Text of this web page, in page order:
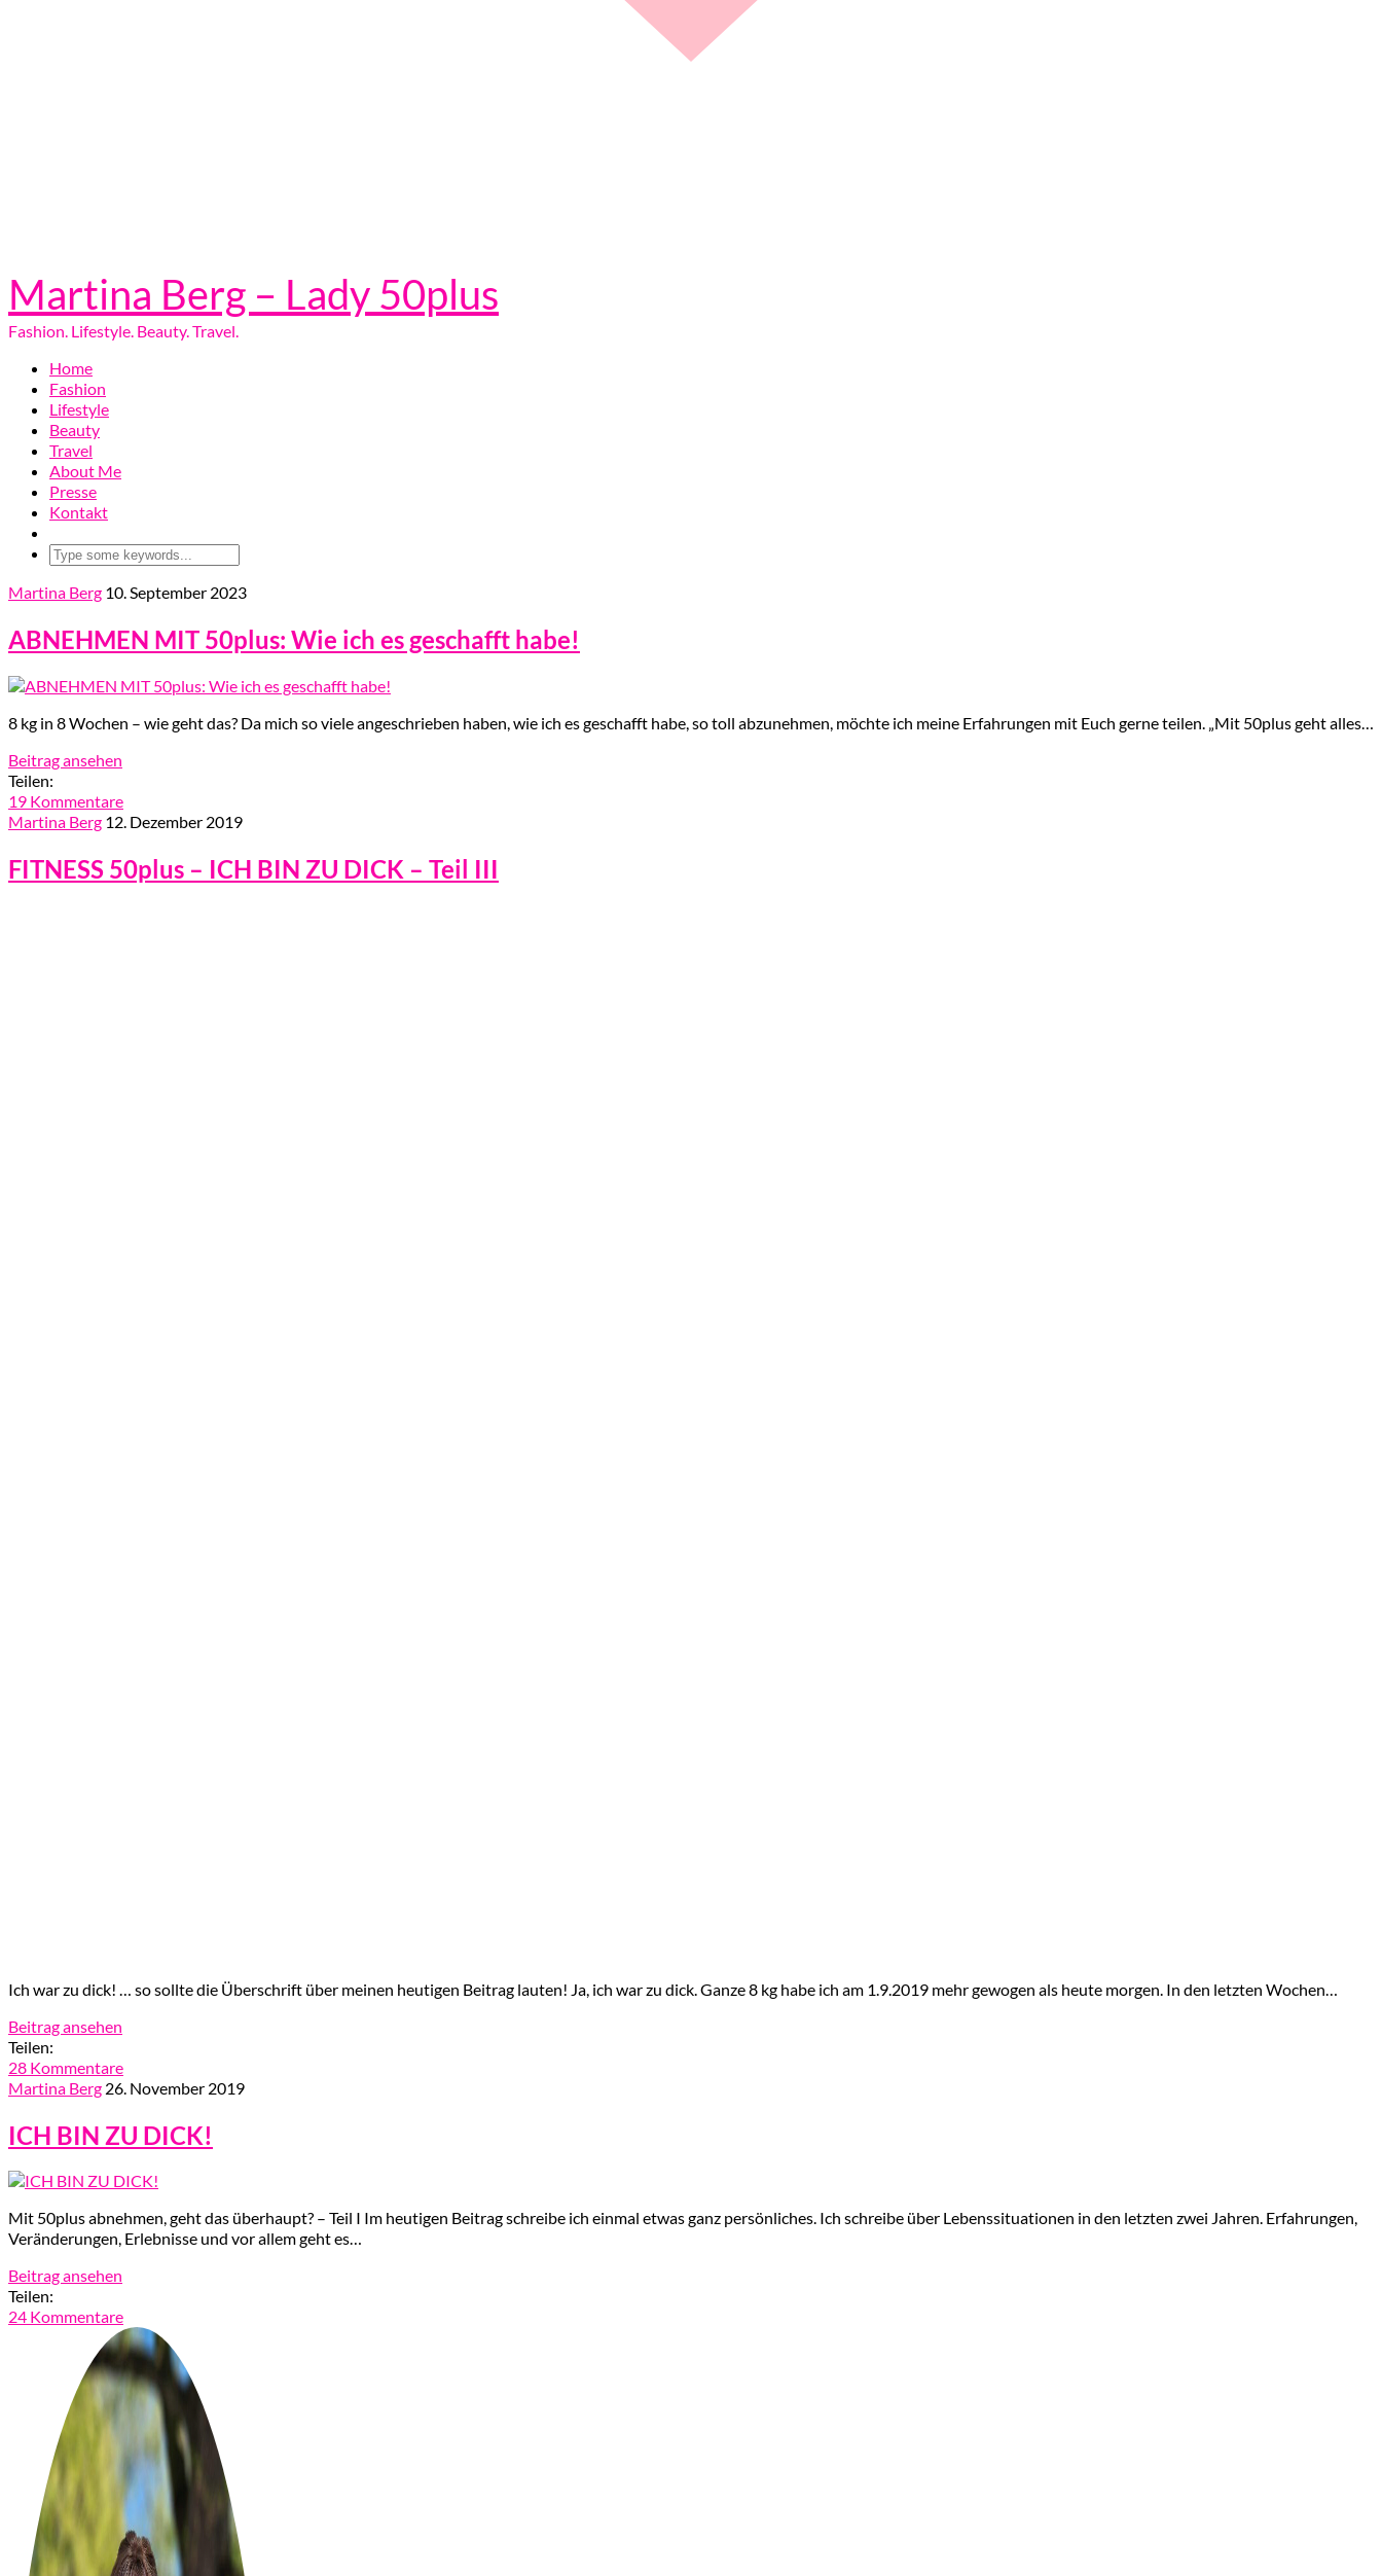
Martina Berg – Lady 50plus
Fashion. Lifestyle. Beauty. Travel.
Home
Fashion
Lifestyle
Beauty
Travel
About Me
Presse
Kontakt
Martina Berg 10. September 2023
ABNEHMEN MIT 50plus: Wie ich es geschafft habe!
8 kg in 8 Wochen – wie geht das? Da mich so viele angeschrieben haben, wie ich es geschafft habe, so toll abzunehmen, möchte ich meine Erfahrungen mit Euch gerne teilen. „Mit 50plus geht alles…
Beitrag ansehen
Teilen:
19 Kommentare
Martina Berg 12. Dezember 2019
FITNESS 50plus – ICH BIN ZU DICK – Teil III
Ich war zu dick! … so sollte die Überschrift über meinen heutigen Beitrag lauten! Ja, ich war zu dick. Ganze 8 kg habe ich am 1.9.2019 mehr gewogen als heute morgen. In den letzten Wochen…
Beitrag ansehen
Teilen:
28 Kommentare
Martina Berg 26. November 2019
ICH BIN ZU DICK!
Mit 50plus abnehmen, geht das überhaupt? – Teil I Im heutigen Beitrag schreibe ich einmal etwas ganz persönliches. Ich schreibe über Lebenssituationen in den letzten zwei Jahren. Erfahrungen,
Veränderungen, Erlebnisse und vor allem geht es…
Beitrag ansehen
Teilen:
24 Kommentare